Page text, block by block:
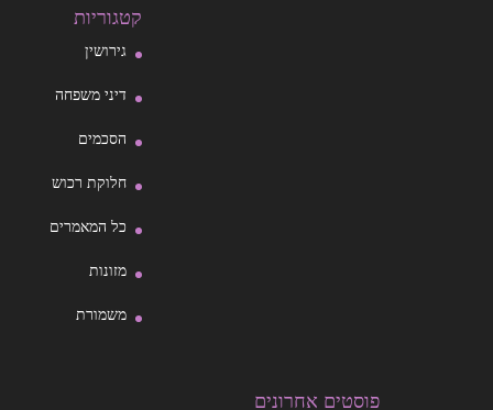
קטגוריות
גירושין
דיני משפחה
הסכמים
חלוקת רכוש
כל המאמרים
מזונות
משמורת
פוסטים אחרונים